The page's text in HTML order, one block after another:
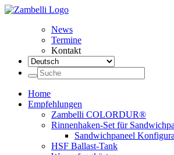
News
Termine
Kontakt
Home
Empfehlungen
Zambelli COLORDUR®
Rinnenhaken-Set für
Sandwichpaneel
HSF Ballast-Tank